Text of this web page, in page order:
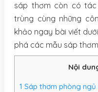
sáp thơm còn có
trùng cùng những
khảo ngay bài viết
phá các mẫu sáp
Nội
1 Sáp thơm phòng ngủ